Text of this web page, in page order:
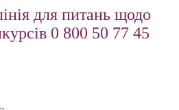
для питань щодо
0 800 50 77 45